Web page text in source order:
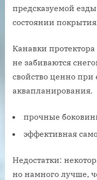
предсказуемой
состоянии
Канавки
не забиваются
свойство ценно при
аквапланирования.
прочные
эффективная
Недостатки:
но намного лучше,